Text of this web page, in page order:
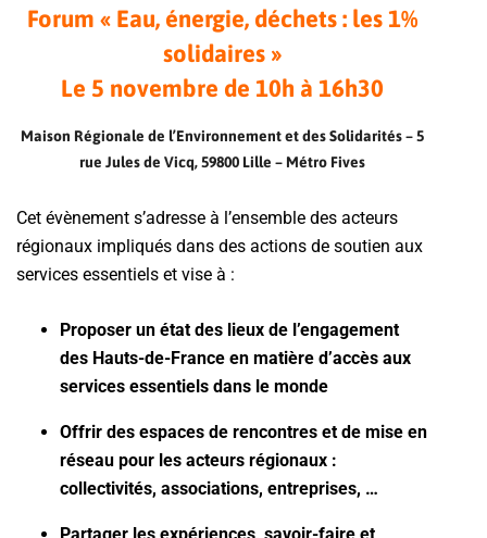
Forum « Eau, énergie, déchets : les 1%
solidaires »
Le 5 novembre de 10h à 16h30
Maison Régionale de l’Environnement et des Solidarités – 5
rue Jules de Vicq, 59800 Lille – Métro Fives
Cet évènement s’adresse à l’ensemble des acteurs
régionaux impliqués dans des actions de soutien aux
services essentiels et vise à :
Proposer un état des lieux de l’engagement
des Hauts-de-France en matière d’accès aux
services essentiels dans le monde
Offrir des espaces de rencontres et de mise en
réseau pour les acteurs régionaux :
collectivités, associations, entreprises, …